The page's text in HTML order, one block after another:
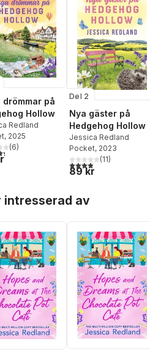
drömmar på
Hollow
Redland
, 2025
5 stjärnor. Totalt antal röster:
(6)
Del 2
Nya gäster på
Hedgehog Hollow
Jessica Redland
Pocket, 2023
3,9utav 5 stjärnor.
(11)
89 kr
intresserad av